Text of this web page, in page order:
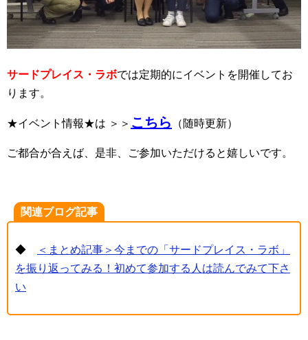
サードプレイス・ラボでは定期的にイベントを開催してお
ります。
★イベント情報★は ＞＞ こちら （随時更新）
ご都合が合えば、是非、ご参加いただけると嬉しいです。
関連ブログ記事
◆
＜まとめ記事＞今までの「サードプレイス・ラボ」
を振り返ってみる！初めて参加する人は読んでみて下さ
い